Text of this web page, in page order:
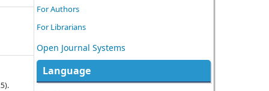
For Authors
For Librarians
Open Journal Systems
Language